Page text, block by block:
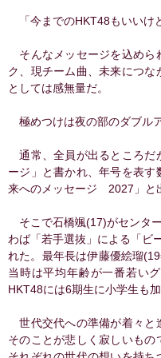
「今までのHKT48もいいけ
そんなメッセージを込めら
ク、現チーム曲、未来につ
としては感無量だ。
極めつけは夜の部のダブル
通常、全員が出るところだ
ージ」と書かれ、年号を表
来へのメッセージ 2027」と
そこで石橋颯(17)がセンタ
わば「若手選抜」による「ビ
れた。最年長は伊藤優絵瑠
当時は平均年齢が一番若い
HKT48には6期生に小学生も
世代交代への準備が着々と
そのことが悲しく寂しいもの